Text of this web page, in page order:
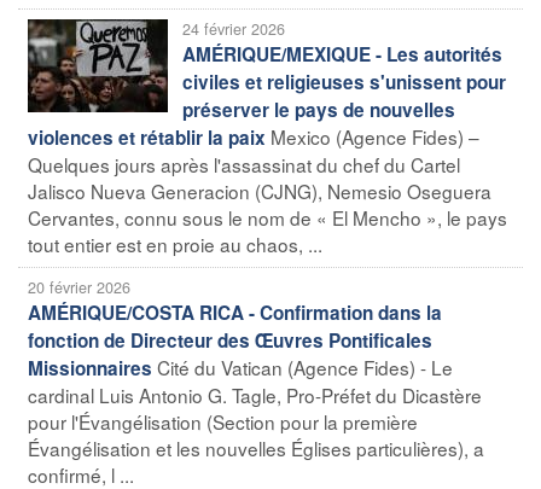
24 février 2026
AMÉRIQUE/MEXIQUE - Les autorités
civiles et religieuses s'unissent pour
préserver le pays de nouvelles
violences et rétablir la paix Mexico (Agence Fides) –
Quelques jours après l'assassinat du chef du Cartel
Jalisco Nueva Generacion (CJNG), Nemesio Oseguera
Cervantes, connu sous le nom de « El Mencho », le pays
tout entier est en proie au chaos, ...
20 février 2026
AMÉRIQUE/COSTA RICA - Confirmation dans la
fonction de Directeur des Œuvres Pontificales
Missionnaires Cité du Vatican (Agence Fides) - Le
cardinal Luis Antonio G. Tagle, Pro-Préfet du Dicastère
pour l'Évangélisation (Section pour la première
Évangélisation et les nouvelles Églises particulières), a
confirmé, l ...